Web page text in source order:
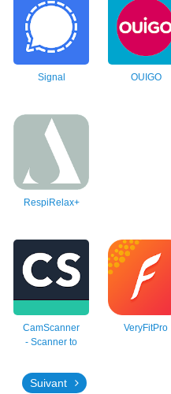
Signal OUIGO
RespiRelax+
CamScanner
- Scanner to
VeryFitPro
Suivant